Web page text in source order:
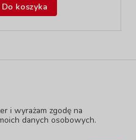
Do koszyka
i wyrażam zgodę na
danych osobowych.